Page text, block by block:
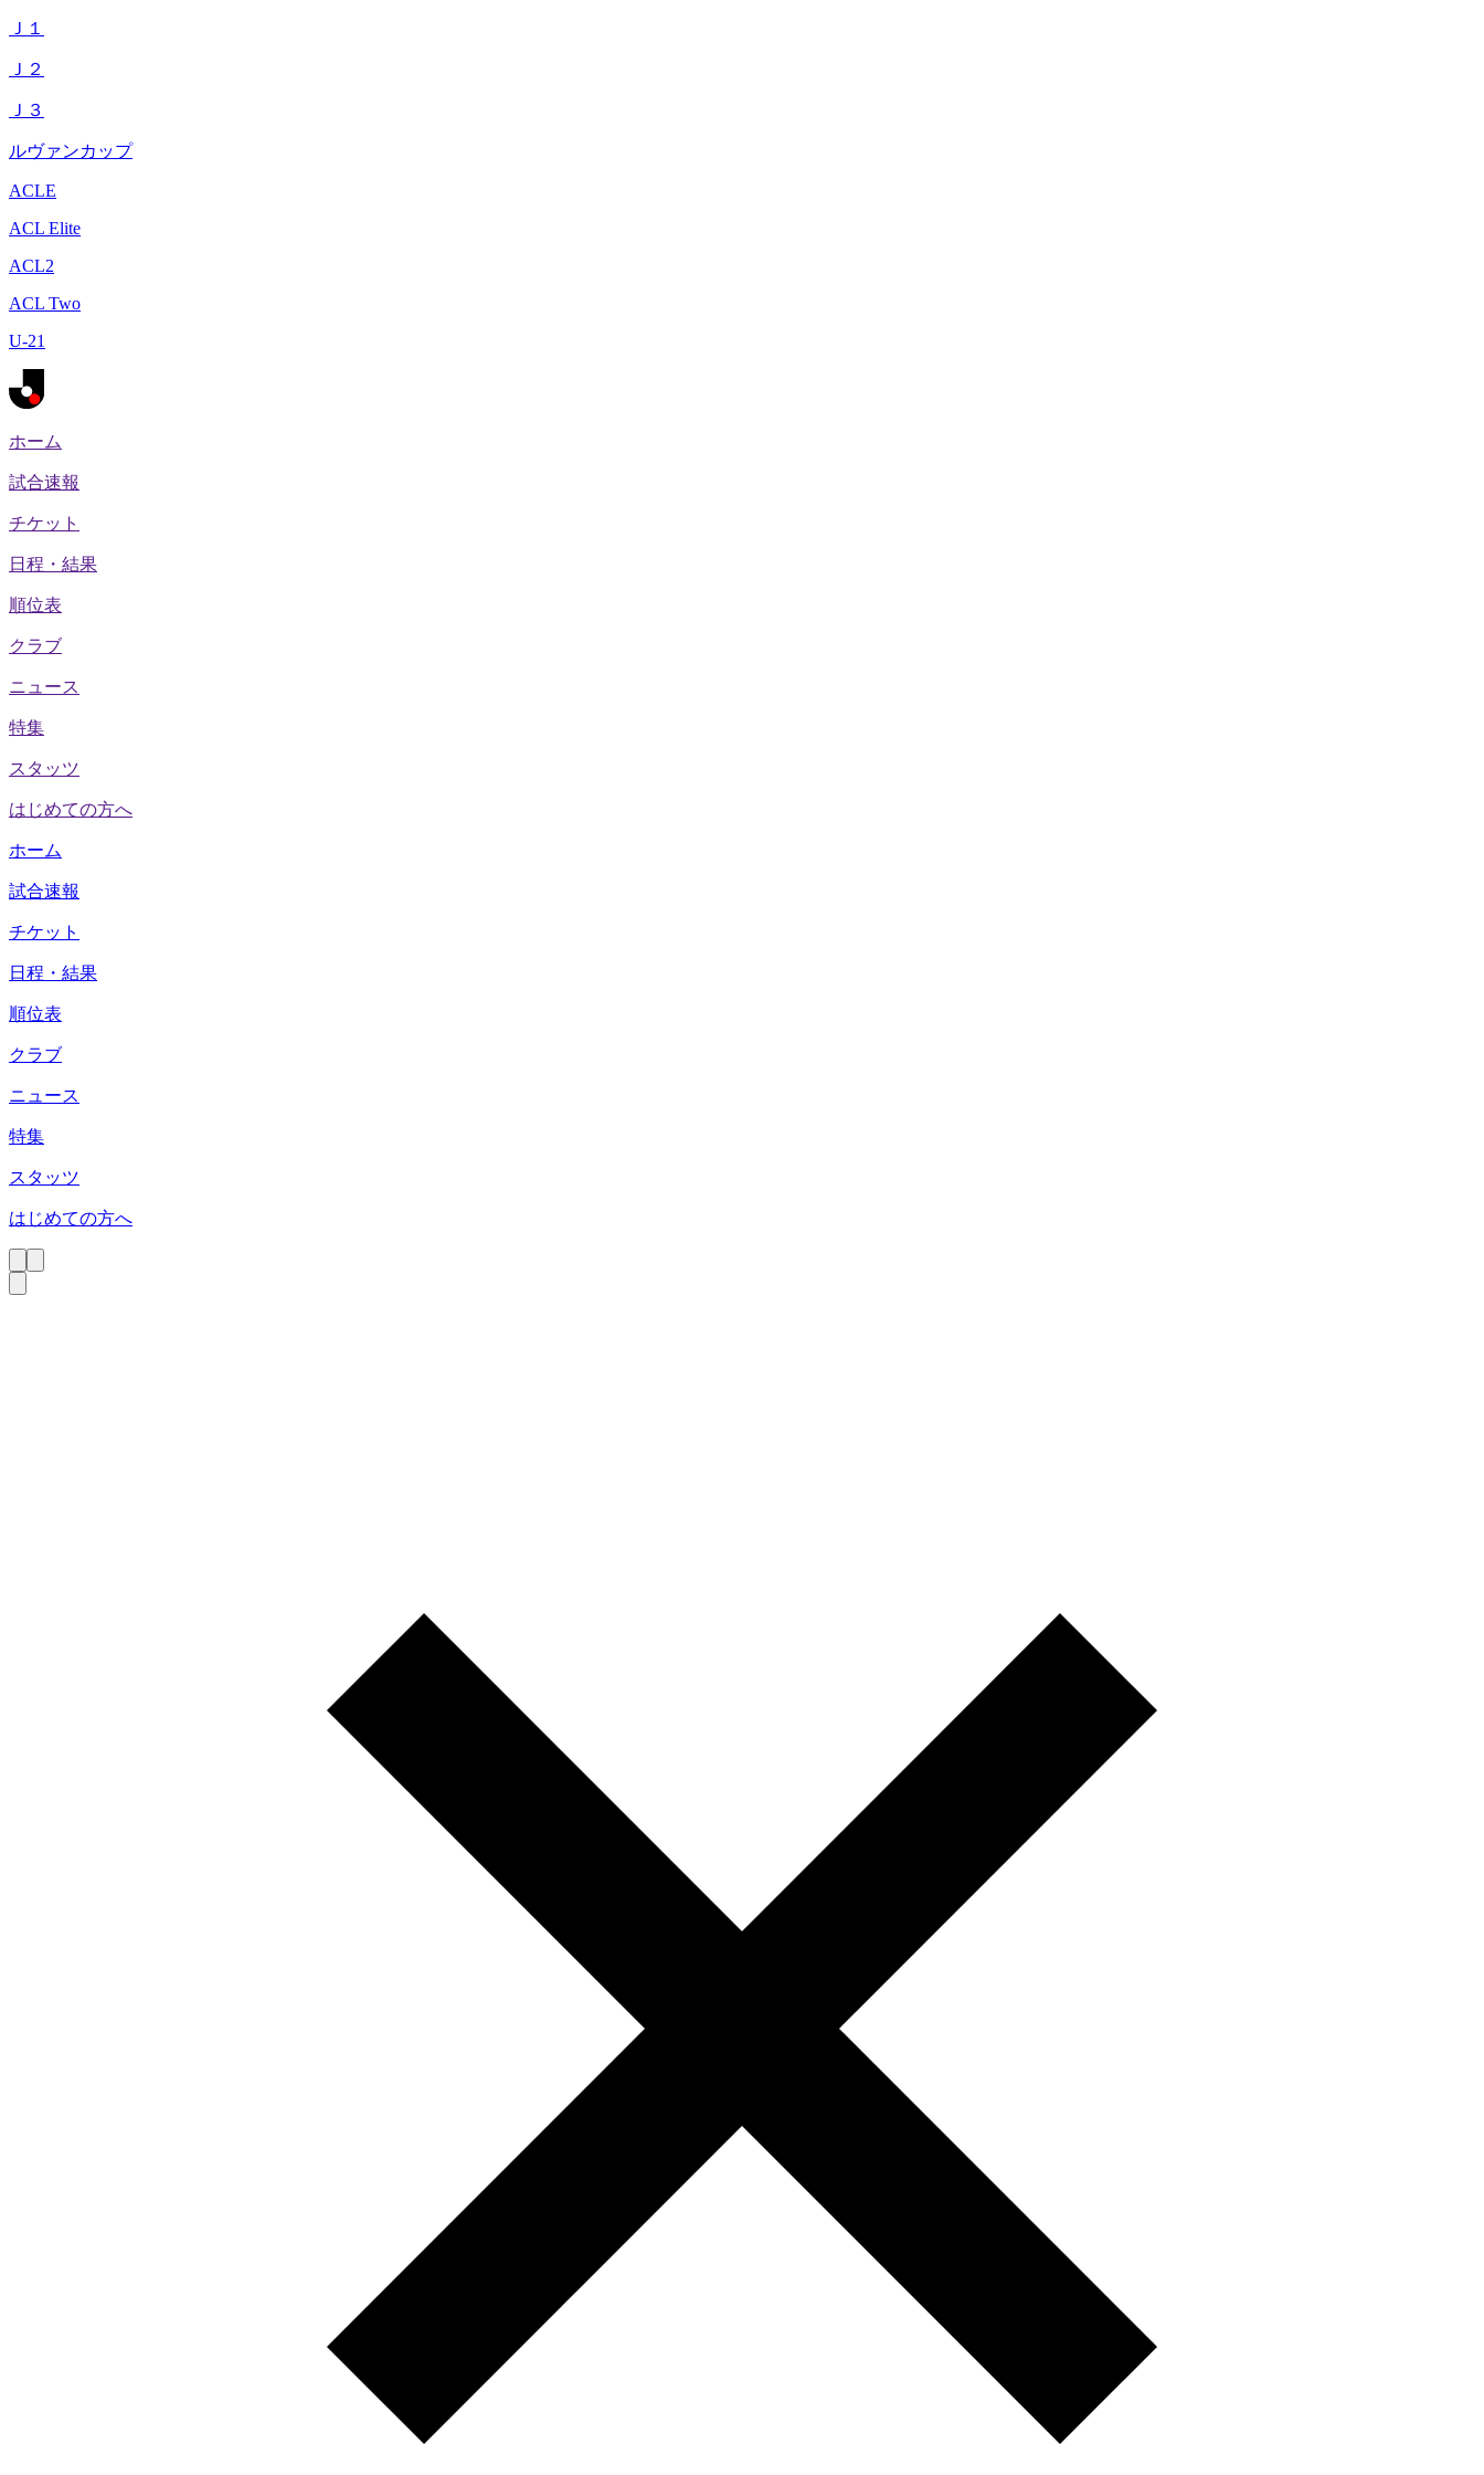
Ｊ１
Ｊ２
Ｊ３
ルヴァンカップ
ACLE
ACL Elite
ACL2
ACL Two
U-21
ホーム
試合速報
チケット
日程・結果
順位表
クラブ
ニュース
特集
スタッツ
はじめての方へ
ホーム
試合速報
チケット
日程・結果
順位表
クラブ
ニュース
特集
スタッツ
はじめての方へ